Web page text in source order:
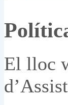
El lloc